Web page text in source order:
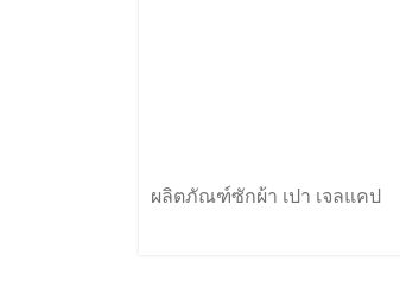
ผลิตภัณฑ์ซักผ้า เปา เจลแคป